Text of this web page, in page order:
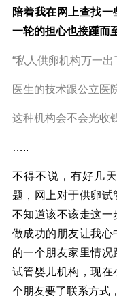
陪着我在网上查找
一轮的担心也接踵而
“私人供卵机构万一
医生的技术跟公立医
这种机构会不会光收
…..
不得不说，有好几
题，网上对于供卵
不知道该不该走这
做成功的朋友让我
的一个朋友家里情
试管婴儿机构，现
个朋友要了联系方式